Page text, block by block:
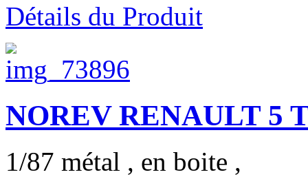
Détails du Produit
NOREV RENAULT 5
1/87 métal , en boite ,